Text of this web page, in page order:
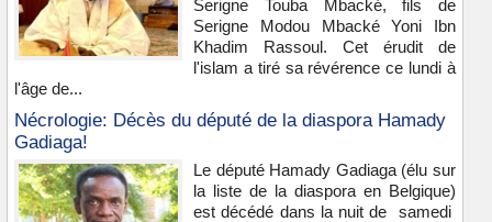
Serigne Touba Mbacké, fils de
Serigne Modou Mbacké Yoni Ibn
Khadim Rassoul. Cet érudit de
l'islam a tiré sa révérence ce lundi à
l'âge de...
Nécrologie: Décès du député de la diaspora Hamady
Gadiaga!
Le député Hamady Gadiaga (élu sur
la liste de la diaspora en Belgique)
est décédé dans la nuit de samedi